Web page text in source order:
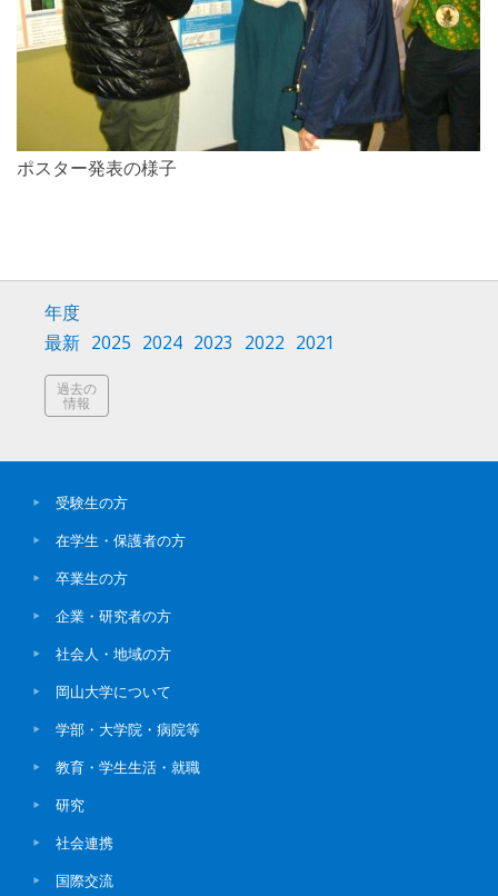
ポスター発表の様子
年度
最新 2025 2024 2023 2022 2021
過去の
情報
受験生の方
在学生・保護者の方
卒業生の方
企業・研究者の方
社会人・地域の方
岡山大学について
学部・大学院・病院等
教育・学生生活・就職
研究
社会連携
国際交流